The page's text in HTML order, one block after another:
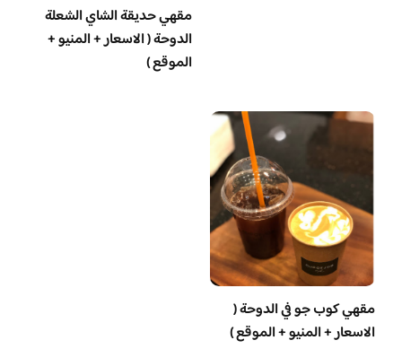
مقهي حديقة الشاي الشعلة
الدوحة ( الاسعار + المنيو +
الموقع )
مقهي كوب جو في الدوحة (
الاسعار + المنيو + الموقع )